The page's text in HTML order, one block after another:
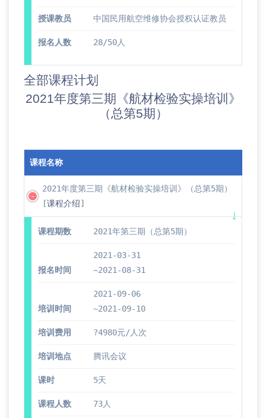
授课教员 中国民用航空维修协会授权认证教员
报名人数 28/50人
全部课程计划
2021年度第三期《航材检验实操培训》
（总第5期）
课程名称
2021年度第三期《航材检验实操培训》（总第5期）
[课程介绍]
课程期数 2021年第三期（总第5期）
报名时间
2021-03-31
~2021-08-31
培训时间
2021-09-06
~2021-09-10
培训费用 ?4980元/人次
培训地点 腾讯会议
课时 5天
课程人数 73人